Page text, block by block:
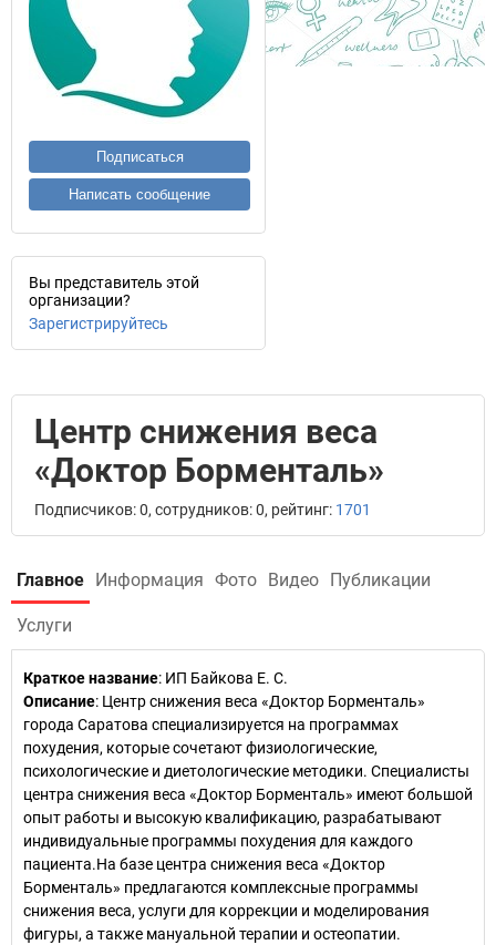
Подписаться
Написать сообщение
Вы представитель этой
организации?
Зарегистрируйтесь
Центр снижения веса
«Доктор Борменталь»
Подписчиков: 0, сотрудников: 0, рейтинг: 1701
Главное Информация Фото Видео Публикации
Услуги
Краткое название: ИП Байкова Е. С.
Описание: Центр снижения веса «Доктор Борменталь»
города Саратова специализируется на программах
похудения, которые сочетают физиологические,
психологические и диетологические методики. Специалисты
центра снижения веса «Доктор Борменталь» имеют большой
опыт работы и высокую квалификацию, разрабатывают
индивидуальные программы похудения для каждого
пациента.На базе центра снижения веса «Доктор
Борменталь» предлагаются комплексные программы
снижения веса, услуги для коррекции и моделирования
фигуры, а также мануальной терапии и остеопатии.